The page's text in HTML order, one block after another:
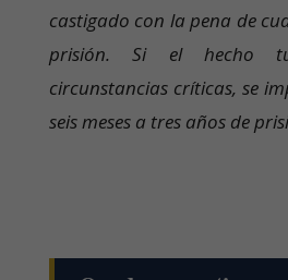
castigado con la pena de
prisión. Si el hecho
circunstancias críticas, se
seis meses a tres años de